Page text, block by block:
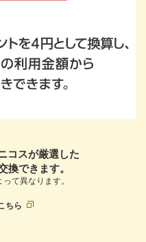
コスが厳選した
換できます。
て異なります。
ちら